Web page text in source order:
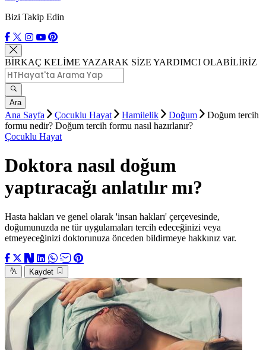
Bizi Takip Edin
BİRKAÇ KELİME YAZARAK SİZE YARDIMCI OLABİLİRİZ
Ara
Ana Sayfa Çocuklu Hayat Hamilelik Doğum
Doğum tercih
formu nedir? Doğum tercih formu nasıl hazırlanır?
Çocuklu Hayat
Doktora nasıl doğum
yaptıracağı anlatılır mı?
Hasta hakları ve genel olarak 'insan hakları' çerçevesinde,
doğumunuzda ne tür uygulamaları tercih edeceğinizi veya
etmeyeceğinizi doktorunuza önceden bildirmeye hakkınız var.
Kaydet